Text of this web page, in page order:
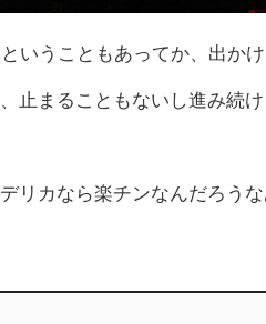
いうこともあってか、出か
止まることもないし進み続
リカなら楽チンなんだろう